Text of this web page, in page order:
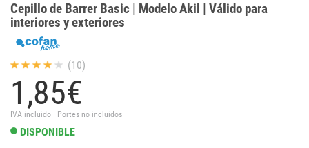
Cepillo de Barrer Basic | Modelo Akil | Válido para
interiores y exteriores
(10)
1,85€
IVA incluido · Portes no incluidos
DISPONIBLE